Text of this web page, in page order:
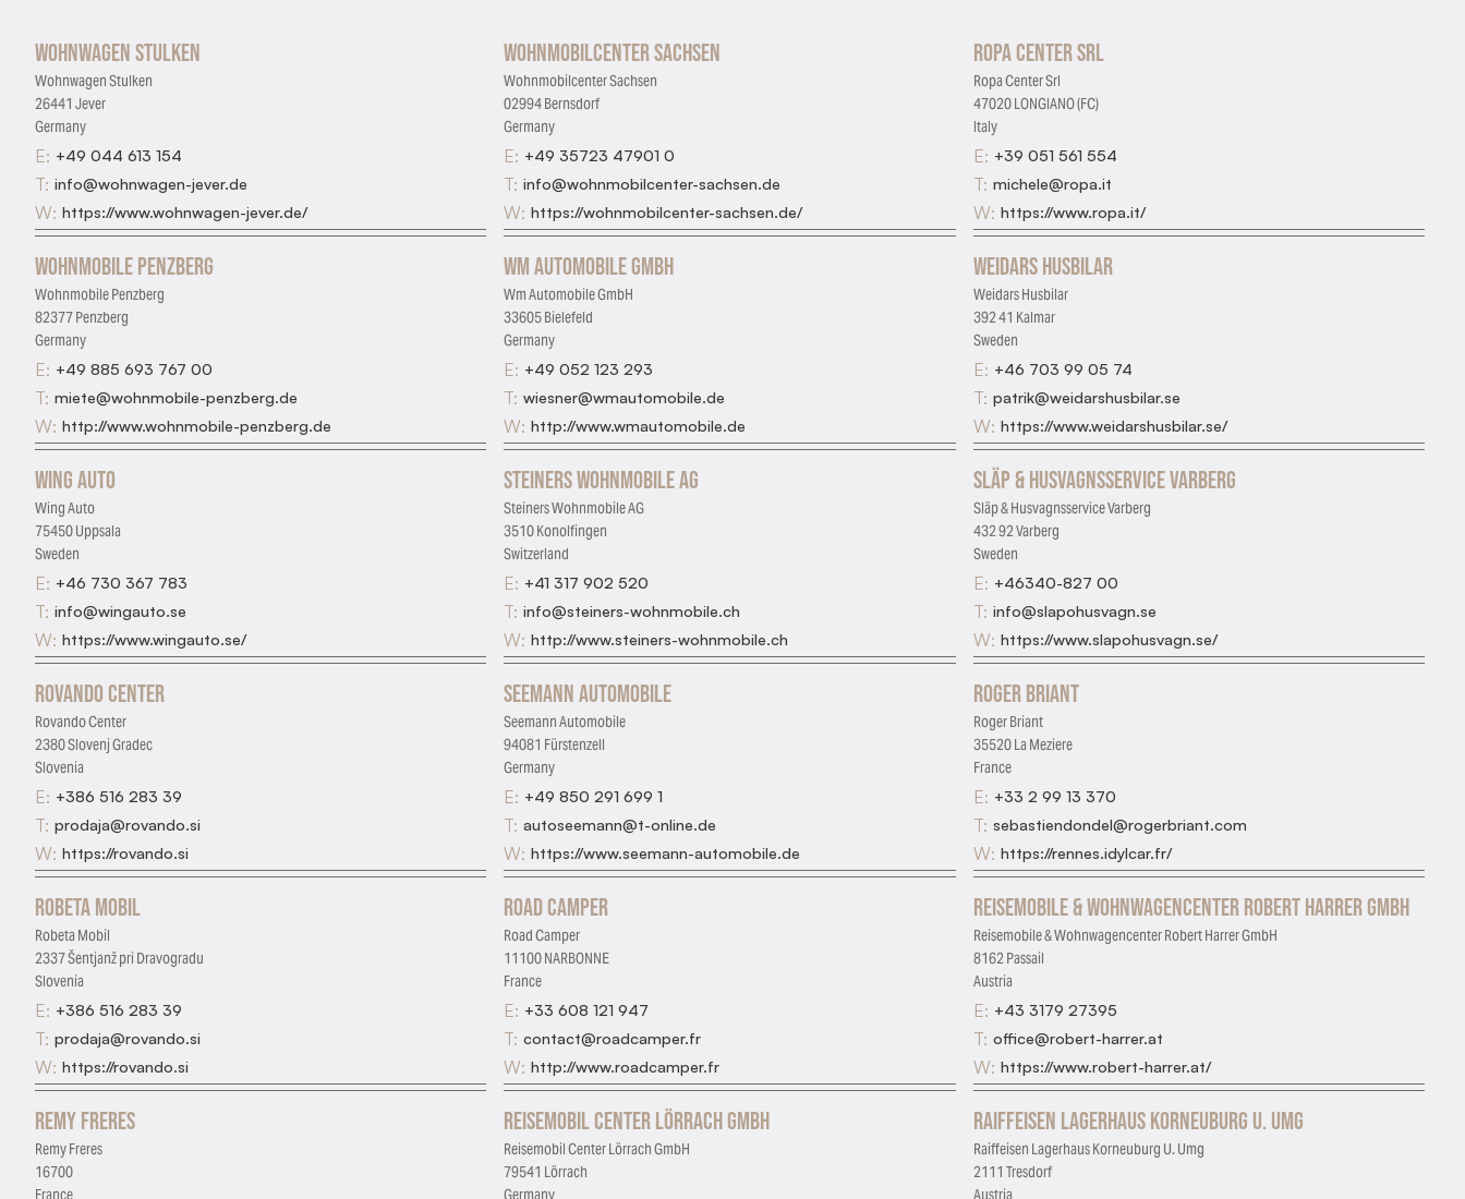
Wohnwagen Stulken
Wohnwagen Stulken
26441 Jever
Germany
E: +49 044 613 154
T: info@wohnwagen-jever.de
W: https://www.wohnwagen-jever.de/
Wohnmobilcenter Sachsen
Wohnmobilcenter Sachsen
02994 Bernsdorf
Germany
E: +49 35723 47901 0
T: info@wohnmobilcenter-sachsen.de
W: https://wohnmobilcenter-sachsen.de/
Ropa Center Srl
Ropa Center Srl
47020 LONGIANO (FC)
Italy
E: +39 051 561 554
T: michele@ropa.it
W: https://www.ropa.it/
Wohnmobile Penzberg
Wohnmobile Penzberg
82377 Penzberg
Germany
E: +49 885 693 767 00
T: miete@wohnmobile-penzberg.de
W: http://www.wohnmobile-penzberg.de
Wm Automobile GmbH
Wm Automobile GmbH
33605 Bielefeld
Germany
E: +49 052 123 293
T: wiesner@wmautomobile.de
W: http://www.wmautomobile.de
Weidars Husbilar
Weidars Husbilar
392 41 Kalmar
Sweden
E: +46 703 99 05 74
T: patrik@weidarshusbilar.se
W: https://www.weidarshusbilar.se/
Wing Auto
Wing Auto
75450 Uppsala
Sweden
E: +46 730 367 783
T: info@wingauto.se
W: https://www.wingauto.se/
Steiners Wohnmobile AG
Steiners Wohnmobile AG
3510 Konolfingen
Switzerland
E: +41 317 902 520
T: info@steiners-wohnmobile.ch
W: http://www.steiners-wohnmobile.ch
Släp & Husvagnsservice Varberg
Släp & Husvagnsservice Varberg
432 92 Varberg
Sweden
E: +46340-827 00
T: info@slapohusvagn.se
W: https://www.slapohusvagn.se/
Rovando Center
Rovando Center
2380 Slovenj Gradec
Slovenia
E: +386 516 283 39
T: prodaja@rovando.si
W: https://rovando.si
Seemann Automobile
Seemann Automobile
94081 Fürstenzell
Germany
E: +49 850 291 699 1
T: autoseemann@t-online.de
W: https://www.seemann-automobile.de
Roger Briant
Roger Briant
35520 La Meziere
France
E: +33 2 99 13 370
T: sebastiendondel@rogerbriant.com
W: https://rennes.idylcar.fr/
Robeta Mobil
Robeta Mobil
2337 Šentjanž pri Dravogradu
Slovenia
E: +386 516 283 39
T: prodaja@rovando.si
W: https://rovando.si
Road Camper
Road Camper
11100 NARBONNE
France
E: +33 608 121 947
T: contact@roadcamper.fr
W: http://www.roadcamper.fr
Reisemobile & Wohnwagencenter Robert Harrer GmbH
Reisemobile & Wohnwagencenter Robert Harrer GmbH
8162 Passail
Austria
E: +43 3179 27395
T: office@robert-harrer.at
W: https://www.robert-harrer.at/
Remy Freres
Remy Freres
16700
France
Reisemobil Center Lörrach GmbH
Reisemobil Center Lörrach GmbH
79541 Lörrach
Germany
Raiffeisen Lagerhaus Korneuburg U. Umg
Raiffeisen Lagerhaus Korneuburg U. Umg
2111 Tresdorf
Austria